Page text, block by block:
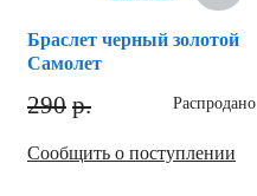
Браслет черный зoлотой
Самолет
290 р. Распродано
Сообщить о поступлении